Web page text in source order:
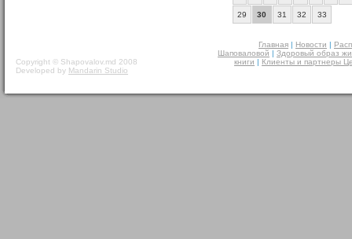
29 30 31 32 33
Copyright © Shapovalov.md 2008
Developed by Mandarin Studio
Главная | Новости |
Шаповаловой | Здоровый образ
книги | Клиенты и партнеры